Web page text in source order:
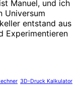
Manuel, und ich
Universum
entstand aus
Experimentieren
3D-Druck Kalkulator